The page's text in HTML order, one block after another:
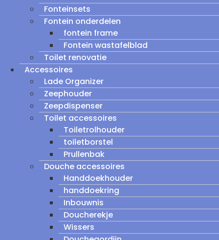
Fonteinsets
Fontein onderdelen
fontein frame
Fontein wastafelblad
Toilet renovatie
Accessoires
Lade Organizer
Zeephouder
Zeepdispenser
Toilet accessoires
Toiletrolhouder
toiletborstel
Prullenbak
Douche accessoires
Handdoekhouder
handdoekring
Inbouwnis
Doucherekje
Wissers